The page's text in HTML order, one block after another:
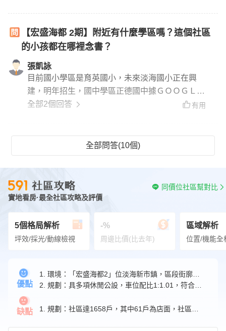
【宏盛海都 2期】附近有什麼學區嗎？這個社區
的小孩都在哪裡念書？
張凱詠
目前國小學區是育英國小，未來淡海國小正在興
建，明年招生，國中學區正德國中據ＧＯＯＧＬ
Ｅ ＭＡＰ顯示社區距育英國小約１.１公里，走路
全部2個回答 有用
全部問答(10個)
實地看房·最全社區攻略及評價
同價位社區幫對比
5個格局解析
坪效/採光/動線檢視
-%
周邊比價(比去年)
區域解析
位置/機能全
優點
缺點